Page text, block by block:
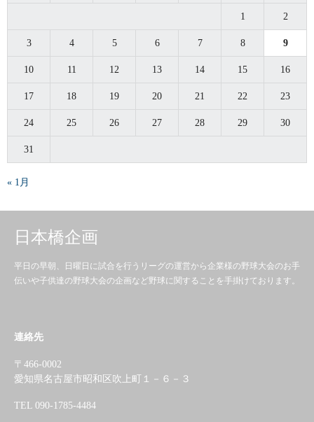
1 2
3 4 5 6 7 8 9
10 11 12 13 14 15 16
17 18 19 20 21 22 23
24 25 26 27 28 29 30
31
« 1月
日本橋企画
平日の早朝、日曜日に試合を行うリーグの運営から企業様の野球大会のお手
伝いや子供達の野球大会の企画など野球に関することを手掛けております。
連絡先
〒466-0002
愛知県名古屋市昭和区吹上町１－６－３
TEL 090-1785-4484